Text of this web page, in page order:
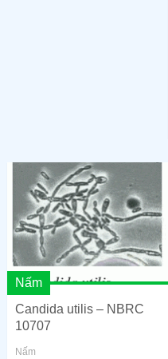
Nấm
Candida utilis – NBRC
10707
Nấm